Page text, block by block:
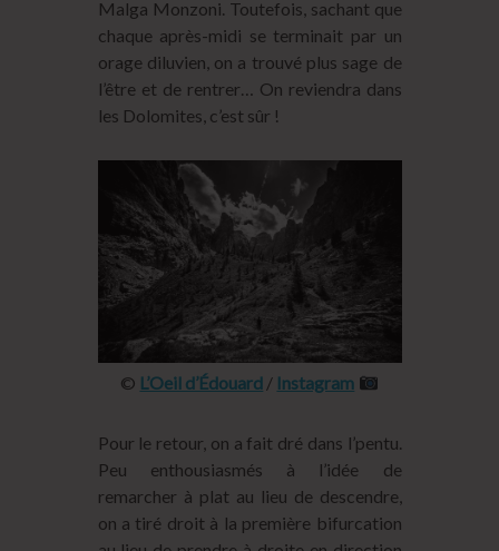
Malga Monzoni. Toutefois, sachant que
chaque après-midi se terminait par un
orage diluvien, on a trouvé plus sage de
l’être et de rentrer… On reviendra dans
les Dolomites, c’est sûr !
© L’Oeil d’Édouard / Instagram
Pour le retour, on a fait dré dans l’pentu.
Peu enthousiasmés à l’idée de
remarcher à plat au lieu de descendre,
on a tiré droit à la première bifurcation